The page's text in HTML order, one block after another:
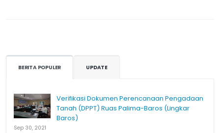
BERITA POPULER UPDATE
Verifikasi Dokumen Perencanaan Pengadaan
Tanah (DPPT) Ruas Palima-Baros (Lingkar
Baros)
Sep 30, 2021